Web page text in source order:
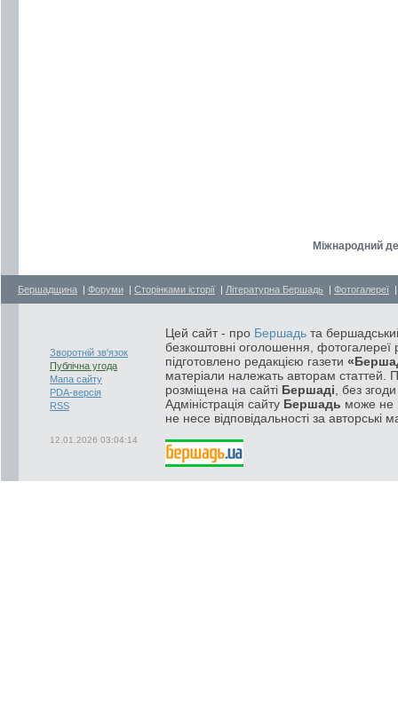
Міжнародний
Бершадщина | Форуми | Сторінками історії | Літературна Бершадь | Фотогалереї
Зворотній зв'язок
Публічна угода
Мапа сайту
PDA-версія
RSS
12.01.2026 03:04:14
Цей сайт - про Бершадь та
безкоштовні оголошення, фотогалереї
підготовлено редакцією газети
матеріали належать авторам статтей.
розміщена на сайті Бершаді , без
Адміністрація сайту Бершадь може не
не несе відповідальності за авторські